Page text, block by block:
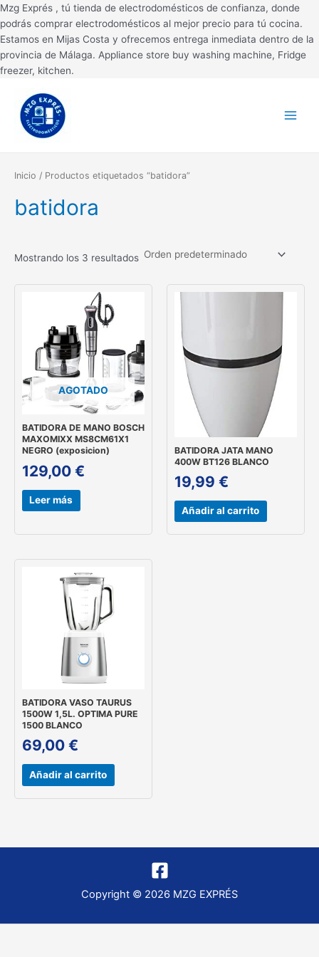
Mzg Exprés , tú tienda de electrodomésticos de confianza, donde
podrás comprar electrodomésticos al mejor precio para tú cocina.
Estamos en Mijas Costa y ofrecemos entrega inmediata dentro de la
provincia de Málaga. Appliance store buy washing machine, Fridge
freezer, kitchen.
Ir
al
contenido
Menu
Inicio / Productos etiquetados “batidora”
batidora
Mostrando los 3 resultados
AGOTADO
BATIDORA DE MANO BOSCH
MAXOMIXX MS8CM61X1
NEGRO (exposicion)
129,00 €
Leer más
BATIDORA JATA MANO
400W BT126 BLANCO
19,99 €
Añadir al carrito
BATIDORA VASO TAURUS
1500W 1,5L. OPTIMA PURE
1500 BLANCO
69,00 €
Añadir al carrito
Copyright © 2026 MZG EXPRÉS